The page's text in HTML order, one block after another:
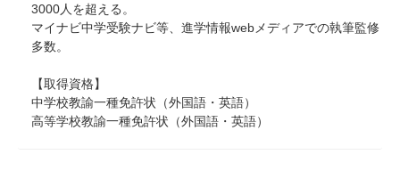
3000人を超える。
マイナビ中学受験ナビ等、進学情報webメディアでの執筆監修
多数。
【取得資格】
中学校教諭一種免許状（外国語・英語）
高等学校教諭一種免許状（外国語・英語）